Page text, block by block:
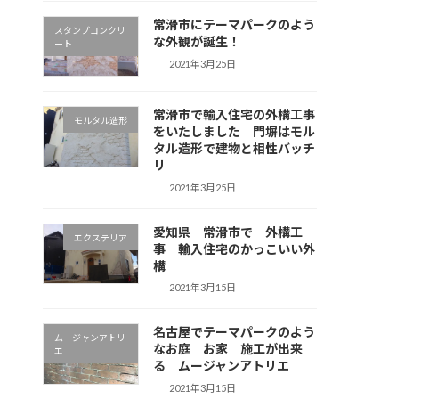
スタンプコンクリ
ート
常滑市にテーマパークのよう
な外観が誕生！
2021年3月25日
モルタル造形
常滑市で輸入住宅の外構工事
をいたしました 門塀はモル
タル造形で建物と相性バッチ
リ
2021年3月25日
エクステリア
愛知県 常滑市で 外構工
事 輸入住宅のかっこいい外
構
2021年3月15日
ムージャンアトリ
エ
名古屋でテーマパークのよう
なお庭 お家 施工が出来
る ムージャンアトリエ
2021年3月15日